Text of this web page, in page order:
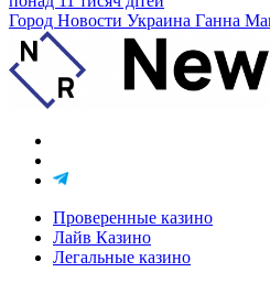
Город Новости Украина Ганна
Проверенные казино
Лайв Казино
Легальные казино